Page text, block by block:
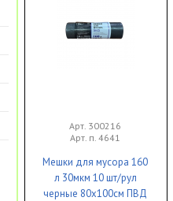
Арт. 300216
Арт. п. 4641
Мешки для мусора 160
л 30мкм 10 шт/рул
черные 80х100см ПВД